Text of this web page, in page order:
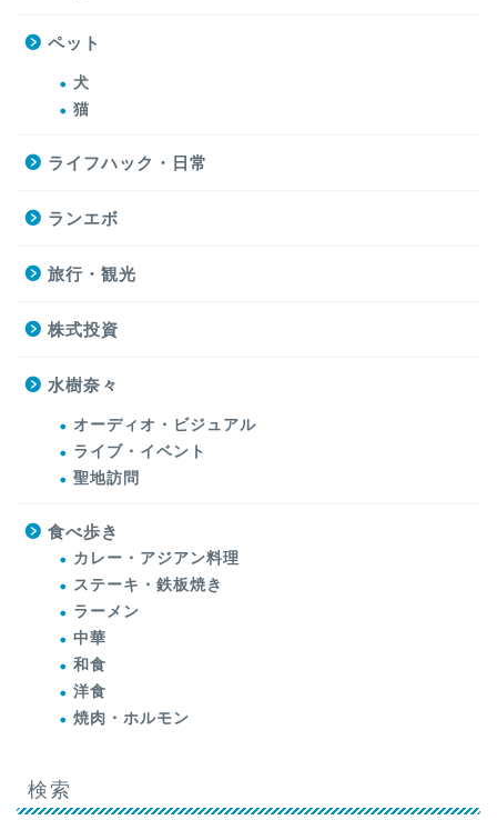
ペット
犬
猫
ライフハック・日常
ランエボ
旅行・観光
株式投資
水樹奈々
オーディオ・ビジュアル
ライブ・イベント
聖地訪問
食べ歩き
カレー・アジアン料理
ステーキ・鉄板焼き
ラーメン
中華
和食
洋食
焼肉・ホルモン
検索